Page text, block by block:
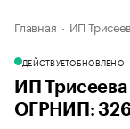
Главная ИП
ДЕЙСТВУЕТОБНОВЛЕНО
ИП
ОГРНИП: